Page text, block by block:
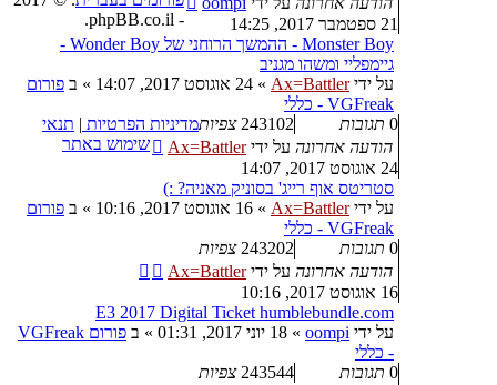
21 ספטמבר 2017, 14:25
Monster Boy - ההמשך הרוחני של Wonder Boy -
גיימפליי ומשהו מגניב
על ידיAx=Battler
» 24 אוגוסט 2017, 14:07 » ב פורום
VGFreak - כללי
0 תגובות 243102 צפיות
הודעה אחרונה על ידיAx=Battler
24 אוגוסט 2017, 14:07
סטריטס אוף רייג' בסוניק מאניה? :)
על ידיAx=Battler
» 16 אוגוסט 2017, 10:16 » ב פורום
VGFreak - כללי
0 תגובות 243202 צפיות
הודעה אחרונה על ידיAx=Battler
16 אוגוסט 2017, 10:16
E3 2017 Digital Ticket humblebundle.com
על ידי oompi
» 18 יוני 2017, 01:31 » ב
פורום VGFreak
- כללי
0 תגובות 243544 צפיות
- phpBB.co.il.
מדיניות הפרטיות | תנאי
שימוש באתר